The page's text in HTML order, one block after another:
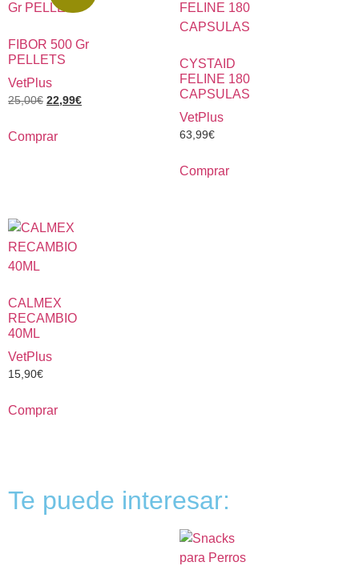
FIBOR 500 Gr
PELLETS
VetPlus
25,00€ 22,99€
Comprar
CYSTAID
FELINE 180
CAPSULAS
VetPlus
63,99€
Comprar
CALMEX
RECAMBIO
40ML
VetPlus
15,90€
Comprar
Te puede interesar: